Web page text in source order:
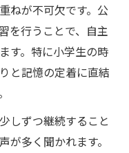
ねが不可欠です。公
を行うことで、自主
す。特に小学生の時
と記憶の定着に直結
しずつ継続すること
が多く聞かれます。